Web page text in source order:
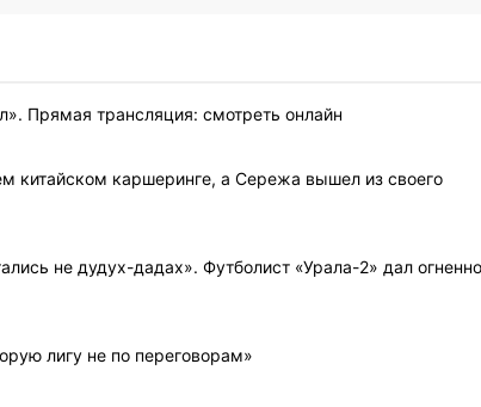
Прямая трансляция: смотреть онлайн
китайском каршеринге, а Сережа вышел из своего
не дудух-дадах». Футболист «Урала-2» дал
лигу не по переговорам»